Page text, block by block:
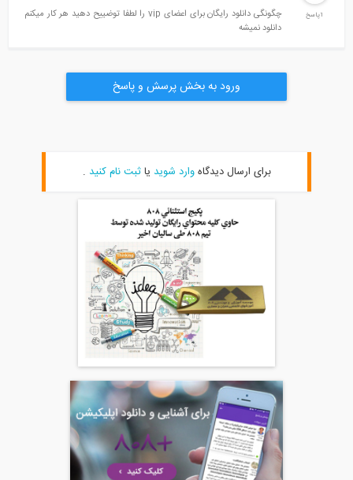
چگونگی دانلود رایگان برای اعضای vip را لطفا توضییح دهید هر کار میکنم
دانلود نمیشه
ورود به بخش پرسش و پاسخ
برای ارسال دیدگاهوارد شویدیاثبت نام کنید.